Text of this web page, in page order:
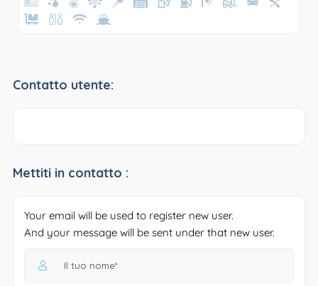
Contatto utente:
Mettiti in contatto :
Your email will be used to register new user.
And your message will be sent under that new user.